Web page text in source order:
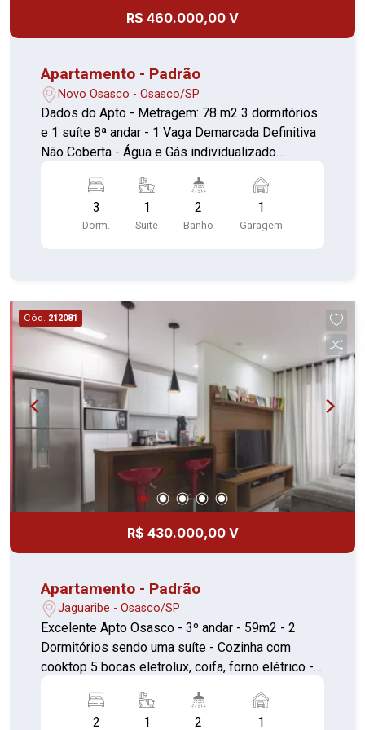
R$ 460.000,00 V
Apartamento - Padrão
Novo Osasco - Osasco/SP
Dados do Apto - Metragem: 78 m2 3 dormitórios
e 1 suíte 8ª andar - 1 Vaga Demarcada Definitiva
Não Coberta - Água e Gás individualizado
Salão de Festas Adulto e Infantil - Sauna - Sala
de Ginástica - Sala de Jogos - Sala de Cinema -
Brinquedoteca - Parquinho infantil - Campo de
Carro Rotativa para Visitantes - Vagas de Motos
Rotativas - Feira no local às terças-feiras - Área
arborizada - Geradores para cada Torre
3
Dorm.
1
Suite
2
Banho
1
Garagem
Cód. 212081
R$ 430.000,00 V
Apartamento - Padrão
Jaguaribe - Osasco/SP
Excelente Apto Osasco - 3º andar - 59m2 - 2
Dormitórios sendo uma suíte - Cozinha com
cooktop 5 bocas eletrolux, coifa, forno elétrico -
Banheiro - Área de serviço - 1 vaga de garagem
fixa (atualmente coberta) Móveis planejados em
2 1 2 1